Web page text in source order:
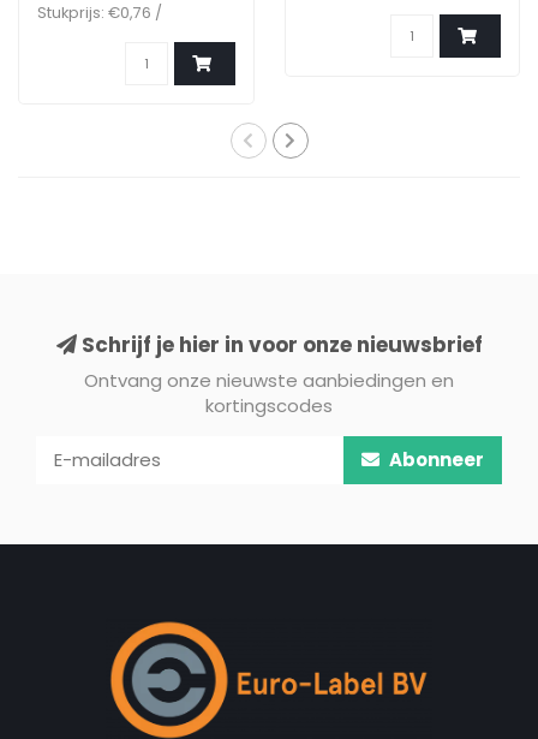
Stukprijs: €0,76 /
Schrijf je hier in voor onze nieuwsbrief
Ontvang onze nieuwste aanbiedingen en
kortingscodes
Abonneer